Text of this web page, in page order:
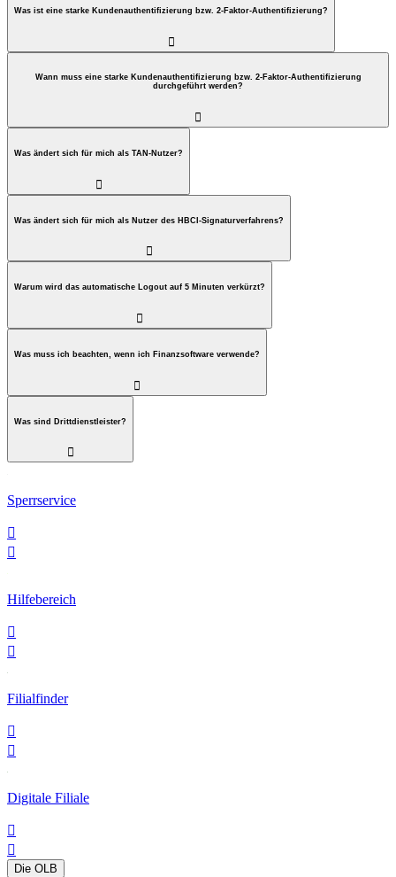
Was ist eine starke Kundenauthentifizierung bzw. 2-Faktor-Authentifizierung?

Wann muss eine starke Kundenauthentifizierung bzw. 2-Faktor-Authentifizierung
durchgeführt werden?

Was ändert sich für mich als TAN-Nutzer?

Was ändert sich für mich als Nutzer des HBCI-Signaturverfahrens?

Warum wird das automatische Logout auf 5 Minuten verkürzt?

Was muss ich beachten, wenn ich Finanzsoftware verwende?

Was sind Drittdienstleister?

Sperrservice


Hilfebereich


Filialfinder


Digitale Filiale


Die OLB